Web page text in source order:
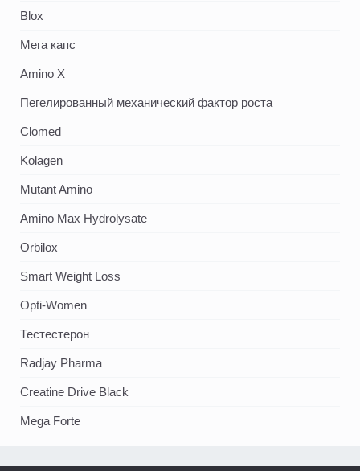
Blox
Мега капс
Amino X
Пегелированный механический фактор роста
Clomed
Kolagen
Mutant Amino
Amino Max Hydrolysate
Orbilox
Smart Weight Loss
Opti-Women
Тестестерон
Radjay Pharma
Creatine Drive Black
Mega Forte